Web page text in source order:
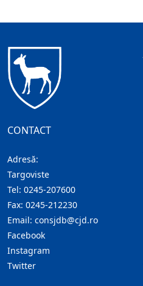
CONTACT
Adresă:
Targoviste
Tel: 0245-207600
Fax: 0245-212230
Email: consjdb@cjd.ro
Facebook
Instagram
Twitter